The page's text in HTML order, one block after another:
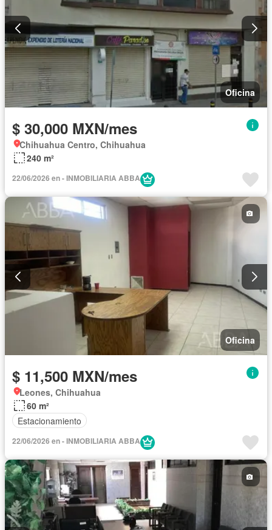
Oficina
$ 30,000 MXN/mes
Chihuahua Centro, Chihuahua
240 m²
22/06/2026 en - INMOBILIARIA ABBA
Oficina
$ 11,500 MXN/mes
Leones, Chihuahua
60 m²
Estacionamiento
22/06/2026 en - INMOBILIARIA ABBA